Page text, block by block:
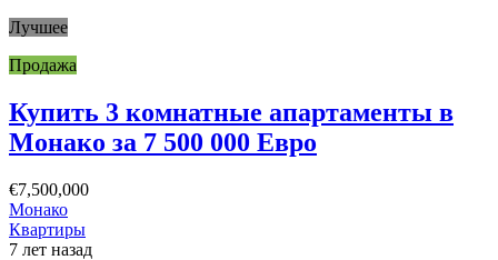
Лучшее
Продажа
Купить 3 комнатные апартаменты в
Монако за 7 500 000 Евро
€7,500,000
Монако
Квартиры
7 лет назад